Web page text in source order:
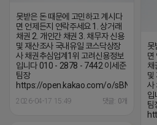
못받은 돈 때문에 고민하고 계시다
면 언제든지 연락주세요 1. 상거래
채권 2. 개인간 채권 3. 채무자 신용
및 재산조사 국내유일 코스닥상장
사 채권추심업계1위 고려신용정보
입니다 010 - 2878 - 7442 이세준
팀장
https://open.kakao.com/o/sBNzrmNh
2026-04-17 15:49 댓글: 0개
못
면
채
및
사
입
팀